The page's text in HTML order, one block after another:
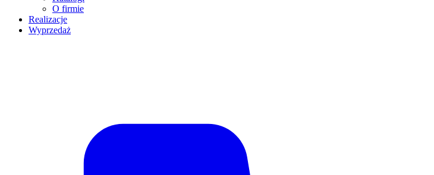
O firmie
Realizacje
Wyprzedaż